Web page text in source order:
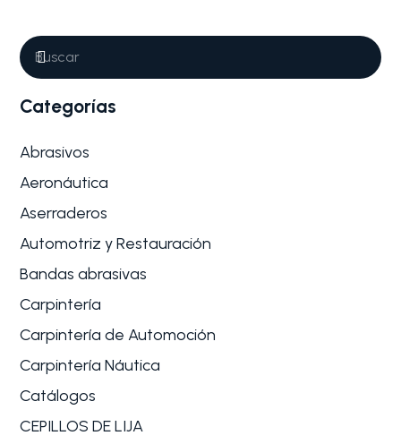
Categorías
Abrasivos
Aeronáutica
Aserraderos
Automotriz y Restauración
Bandas abrasivas
Carpintería
Carpintería de Automoción
Carpintería Náutica
Catálogos
CEPILLOS DE LIJA